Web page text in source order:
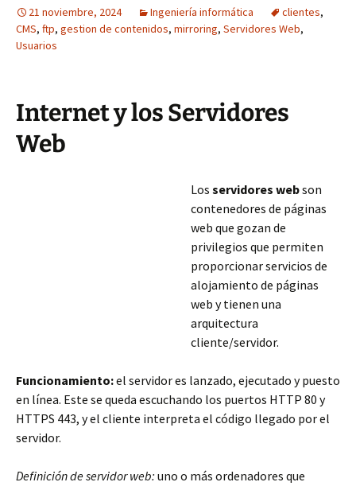
21 noviembre, 2024 Ingeniería informática clientes,
CMS, ftp, gestion de contenidos, mirroring, Servidores Web,
Usuarios
Internet y los Servidores
Web
Los servidores webson
contenedores de páginas
web que gozan de
privilegios que permiten
proporcionar servicios de
alojamiento de páginas
web y tienen una
arquitectura
cliente/servidor.
Funcionamiento:el servidor es lanzado, ejecutado y puesto
en línea. Este se queda escuchando los puertos HTTP 80 y
HTTPS 443, y el cliente interpreta el código llegado por el
servidor.
Definición de servidor web: uno o más ordenadores que